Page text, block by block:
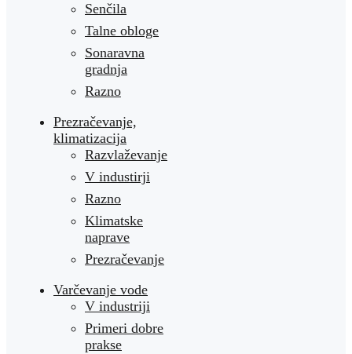
Senčila
Talne obloge
Sonaravna
gradnja
Razno
Prezračevanje,
klimatizacija
Razvlaževanje
V industirji
Razno
Klimatske
naprave
Prezračevanje
Varčevanje vode
V industriji
Primeri dobre
prakse